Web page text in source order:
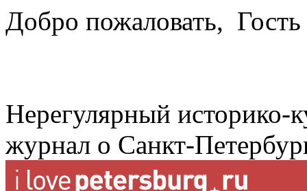
Добро пожаловать, Гость
Нерегулярный историко-
журнал о Санкт-